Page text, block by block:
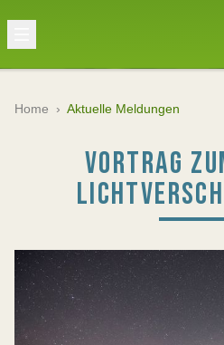
Home › Aktuelle Meldungen
VORTRAG